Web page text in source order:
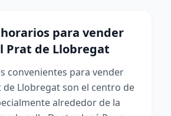
para vender
Prat de Llobregat
convenientes para vender
de Llobregat son el centro de
alrededor de la